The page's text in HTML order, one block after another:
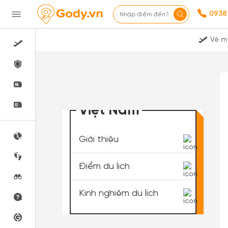
Nhập điểm đến?
Vé
Việt Nam
Giới thiệu
Điểm du lịch
Kinh nghiệm du lịch